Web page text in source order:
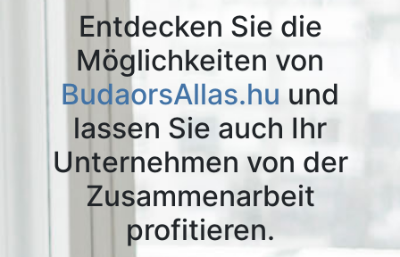
Entdecken Sie die
Möglichkeiten von
BudaorsAllas.hu und
lassen Sie auch Ihr
Unternehmen von der
Zusammenarbeit
profitieren.